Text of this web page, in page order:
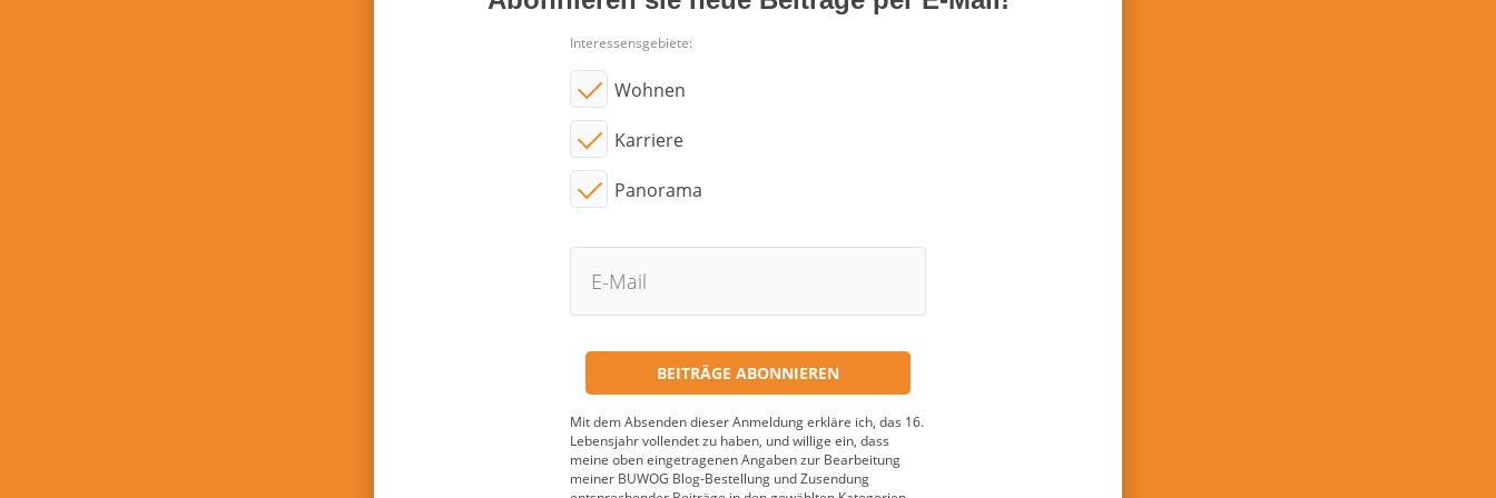
Interessensgebiete:
Wohnen
Karriere
Panorama
Mit dem Absenden dieser Anmeldung erkläre ich, das 16.
Lebensjahr vollendet zu haben, und willige ein, dass
meine oben eingetragenen Angaben zur Bearbeitung
meiner BUWOG Blog-Bestellung und Zusendung